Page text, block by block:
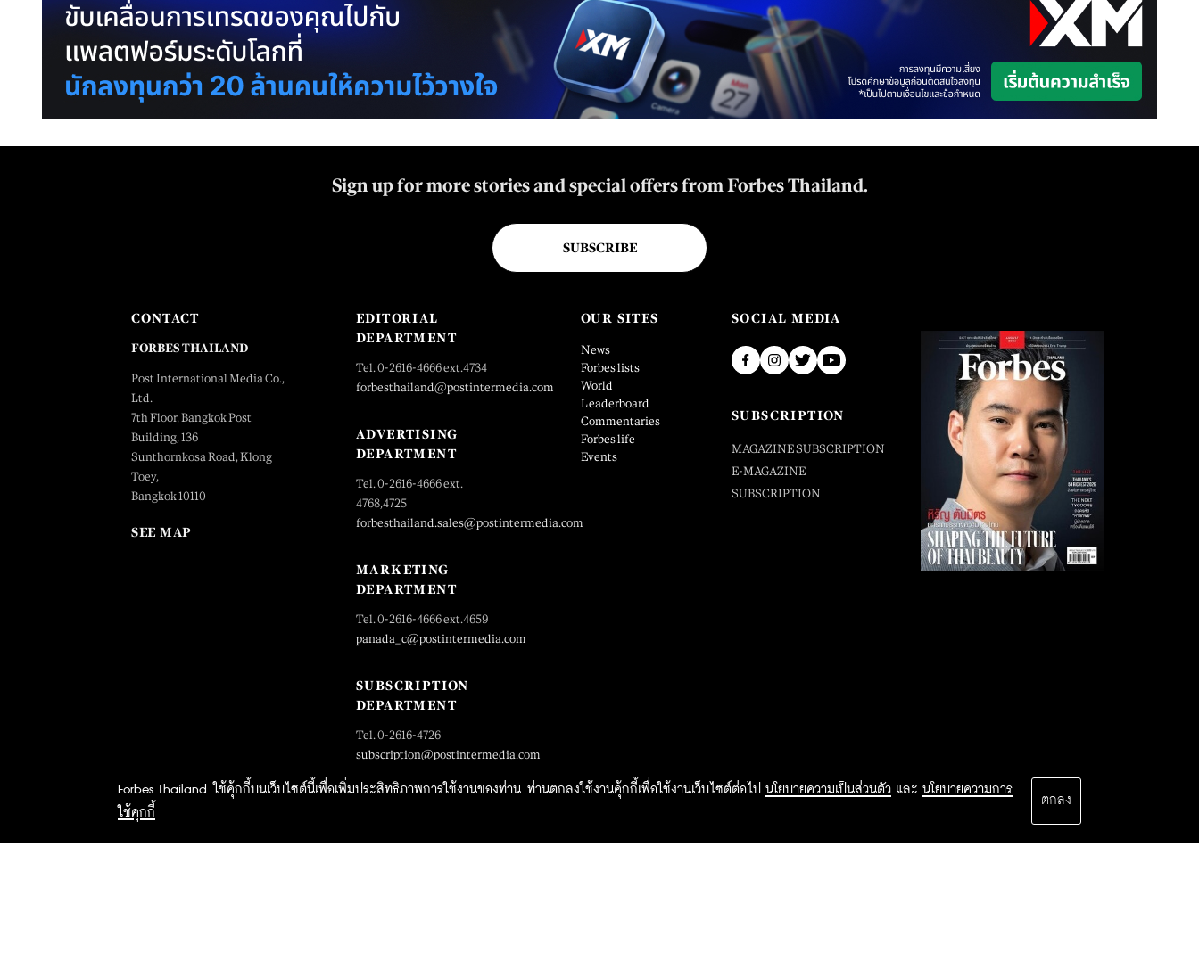
Forbes Thailand ใช้คุ้กกี้บนเว็บไซต์นี้เพื่อเพิ่มประสิทธิภาพการใช้งานของท่าน ท่านตกลงใช้งานคุ้กกี้เพื่อใช้งานเว็บไซต์ต่อไป นโยบายความเป็นส่วนตัว และ นโยบายความการ
ใช้คุกกี้
ตกลง
Sign up for more stories and special offers from Forbes Thailand.
SUBSCRIBE
CONTACT
FORBES THAILAND
Post International Media Co.,
Ltd.
7th Floor, Bangkok Post
Building, 136
Sunthornkosa Road, Klong
Toey,
Bangkok 10110
SEE MAP
EDITORIAL
DEPARTMENT
Tel. 0-2616-4666 ext.4734
forbesthailand@postintermedia.com
ADVERTISING
DEPARTMENT
Tel. 0-2616-4666 ext.
4768,4725
forbesthailand.sales@postintermedia.com
MARKETING
DEPARTMENT
Tel. 0-2616-4666 ext.4659
panada_c@postintermedia.com
SUBSCRIPTION
DEPARTMENT
Tel. 0-2616-4726
subscription@postintermedia.com
OUR SITES
News
Forbes lists
World
Leaderboard
Commentaries
Forbes life
Events
SOCIAL MEDIA
SUBSCRIPTION
MAGAZINE SUBSCRIPTION
E-MAGAZINE
SUBSCRIPTION